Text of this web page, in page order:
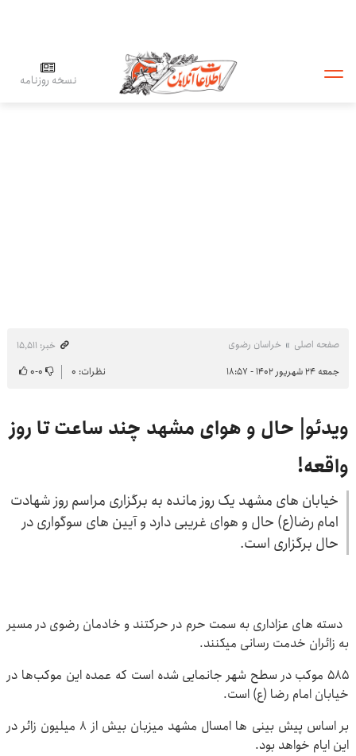
نسخه روزنامه
صفحه اصلی خراسان رضوی
خبر: ۱۵٬۵۱۱
جمعه ۲۴ شهریور ۱۴۰۲ - ۱۸:۵۷
نظرات: ۰ ۰-۰
ویدئو| حال و هوای مشهد چند ساعت تا روز
واقعه!
خیابان های مشهد یک روز مانده به برگزاری مراسم روز شهادت
امام رضا(ع) حال و هوای غریبی دارد و آیین های سوگواری در
حال برگزاری است.
دسته های عزاداری به سمت حرم در حرکتند و خادمان رضوی در مسیر
به زائران خدمت رسانی میکنند.
۵۸۵ موکب در سطح شهر جانمایی شده است که عمده این موکب‌ها در
خیابان امام رضا (ع) است.
بر اساس پیش بینی ها امسال مشهد میزبان بیش از ۸ میلیون زائر در
این ایام خواهد بود.